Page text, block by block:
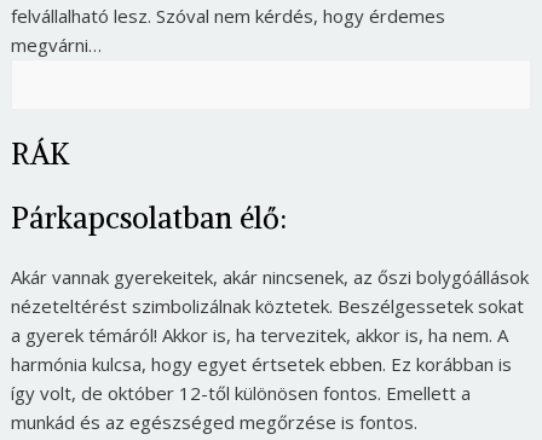
felvállalható lesz. Szóval nem kérdés, hogy érdemes
megvárni…
RÁK
Párkapcsolatban élő:
Akár vannak gyerekeitek, akár nincsenek, az őszi bolygóállások
nézeteltérést szimbolizálnak köztetek. Beszélgessetek sokat
a gyerek témáról! Akkor is, ha tervezitek, akkor is, ha nem. A
harmónia kulcsa, hogy egyet értsetek ebben. Ez korábban is
így volt, de október 12-től különösen fontos. Emellett a
munkád és az egészséged megőrzése is fontos.